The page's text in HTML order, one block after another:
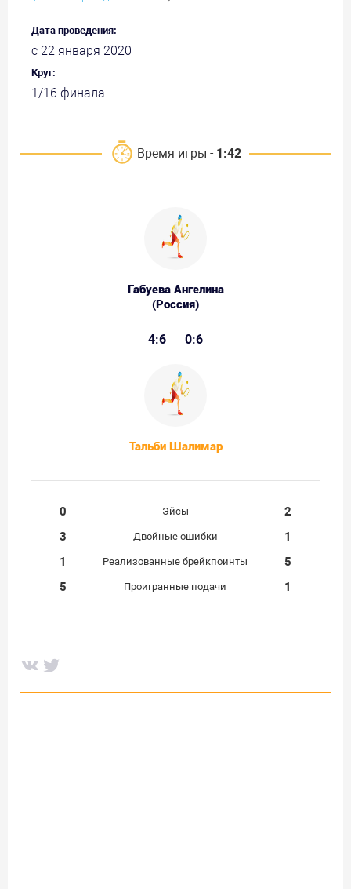
Дата проведения:
с 22 января 2020
Круг:
1/16 финала
Время игры - 1:42
Габуева Ангелина
(Россия)
4:6 0:6
Тальби Шалимар
0 Эйсы
2
3
Двойные ошибки
1
1
Реализованные брейкпоинты
5
5
Проигранные подачи 1